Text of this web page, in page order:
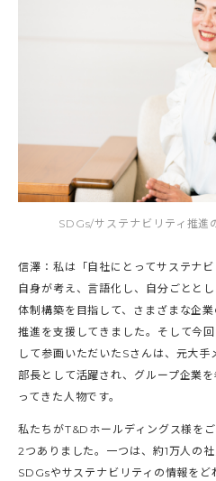
SDGs/サステナビリティ推進
信澤：私は「自社にとってサステナ
自身が考え、言語化し、自分ごとと
体制構築を目指して、さまざまな企
推進を支援してきました。そして今
して参画いただいたSさんは、元大
部長として活躍され、グループ企業
ってきた人物です。
私たちがT&Dホールディングス様を
2つありました。一つは、約1万人の
SDGsやサステナビリティの情報をど